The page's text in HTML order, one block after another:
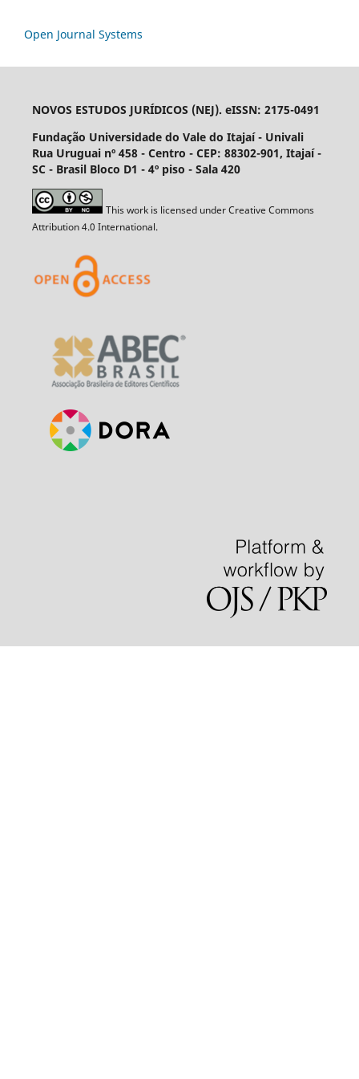
Open Journal Systems
NOVOS ESTUDOS JURÍDICOS (NEJ). eISSN: 2175-0491
Fundação Universidade do Vale do Itajaí - Univali
Rua Uruguai nº 458 - Centro - CEP: 88302-901, Itajaí­ -
SC - Brasil Bloco D1 - 4º piso - Sala 420
This work is licensed under Creative Commons
Attribution 4.0 International.